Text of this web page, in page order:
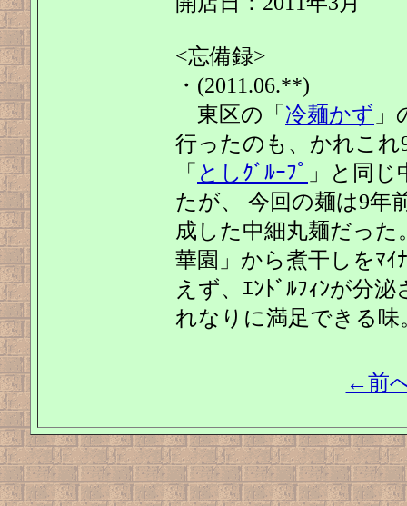
<忘備録>
・(2011.06.**)
東区の「 冷麺かず 」
行ったのも、かれこれ
「 としｸﾞﾙｰﾌﾟ 」と同
たが、 今回の麺は9年
成した中細丸麺だった
華園」から煮干しをﾏ
えず、ｴﾝﾄﾞﾙﾌｨﾝが分
れなりに満足できる味
←前